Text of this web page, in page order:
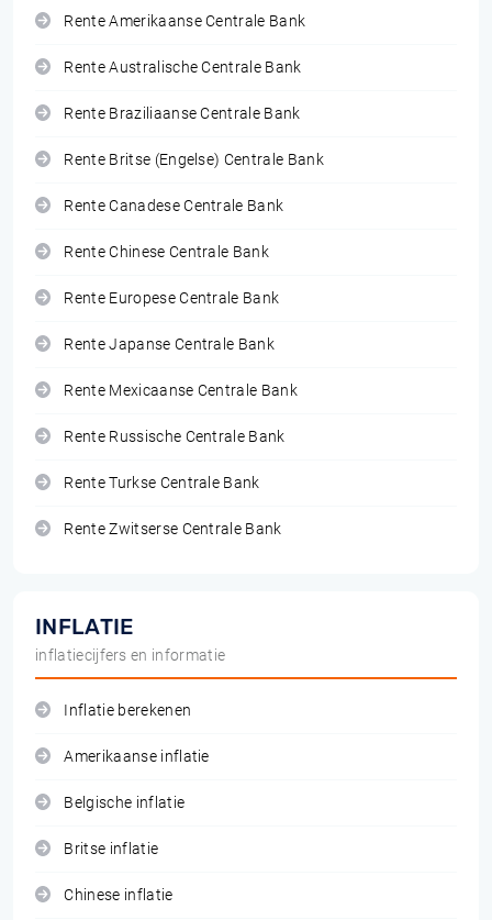
Rente Amerikaanse Centrale Bank
Rente Australische Centrale Bank
Rente Braziliaanse Centrale Bank
Rente Britse (Engelse) Centrale Bank
Rente Canadese Centrale Bank
Rente Chinese Centrale Bank
Rente Europese Centrale Bank
Rente Japanse Centrale Bank
Rente Mexicaanse Centrale Bank
Rente Russische Centrale Bank
Rente Turkse Centrale Bank
Rente Zwitserse Centrale Bank
INFLATIE
inflatiecijfers en informatie
Inflatie berekenen
Amerikaanse inflatie
Belgische inflatie
Britse inflatie
Chinese inflatie